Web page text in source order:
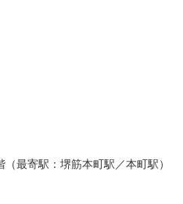
最寄駅：堺筋本町駅／本町駅）